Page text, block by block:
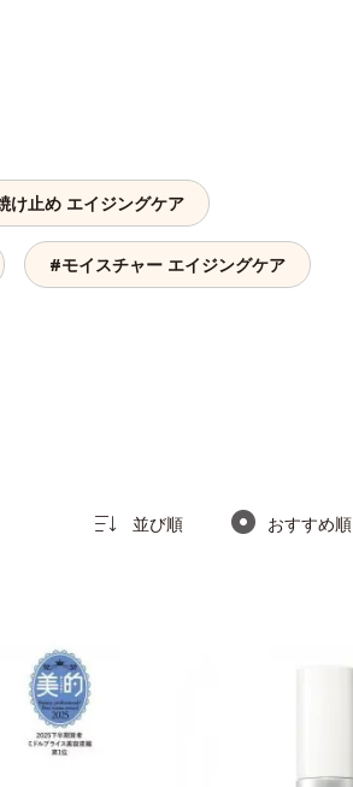
け止め エイジングケア
#モイスチャー エイジングケア
並び順 おすすめ順